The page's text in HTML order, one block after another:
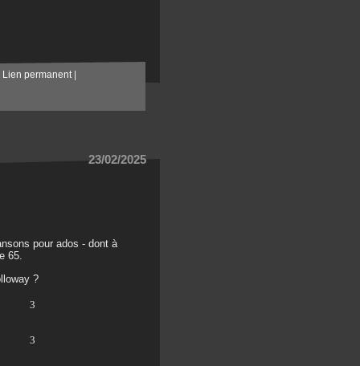
Lien permanent|
23/02/2025
pour ados - dont à
65.
?
3
3